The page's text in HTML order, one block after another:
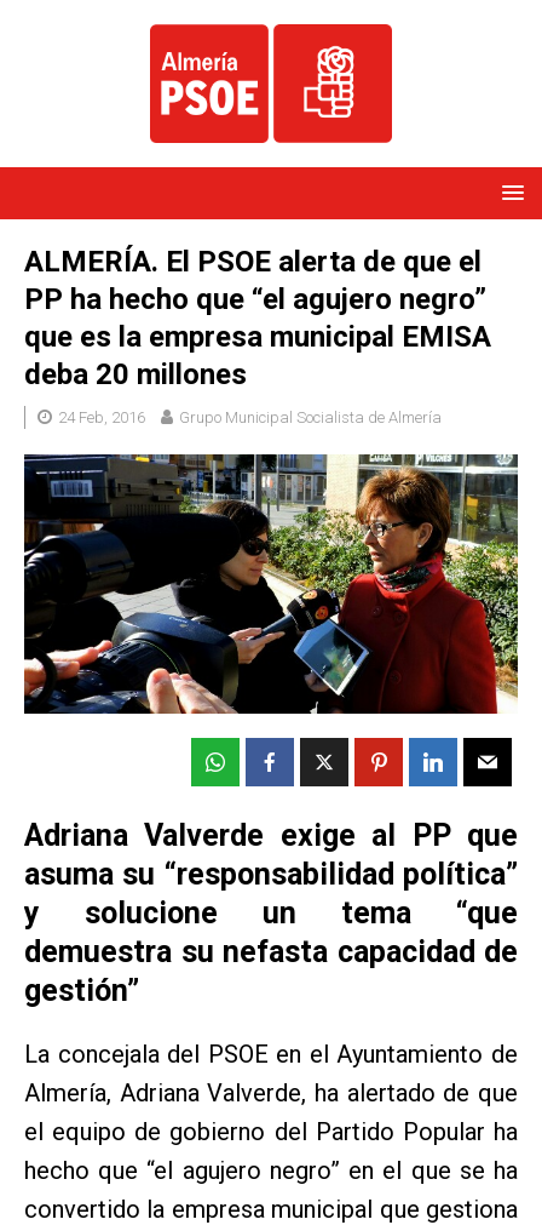
ALMERÍA. El PSOE alerta de que el
PP ha hecho que “el agujero negro”
que es la empresa municipal EMISA
deba 20 millones
24 Feb, 2016 Grupo Municipal Socialista de Almería
Adriana Valverde exige al PP que
asuma su “responsabilidad política”
y solucione un tema “que
demuestra su nefasta capacidad de
gestión”
La concejala del PSOE en el Ayuntamiento de
Almería, Adriana Valverde, ha alertado de que
el equipo de gobierno del Partido Popular ha
hecho que “el agujero negro” en el que se ha
convertido la empresa municipal que gestiona